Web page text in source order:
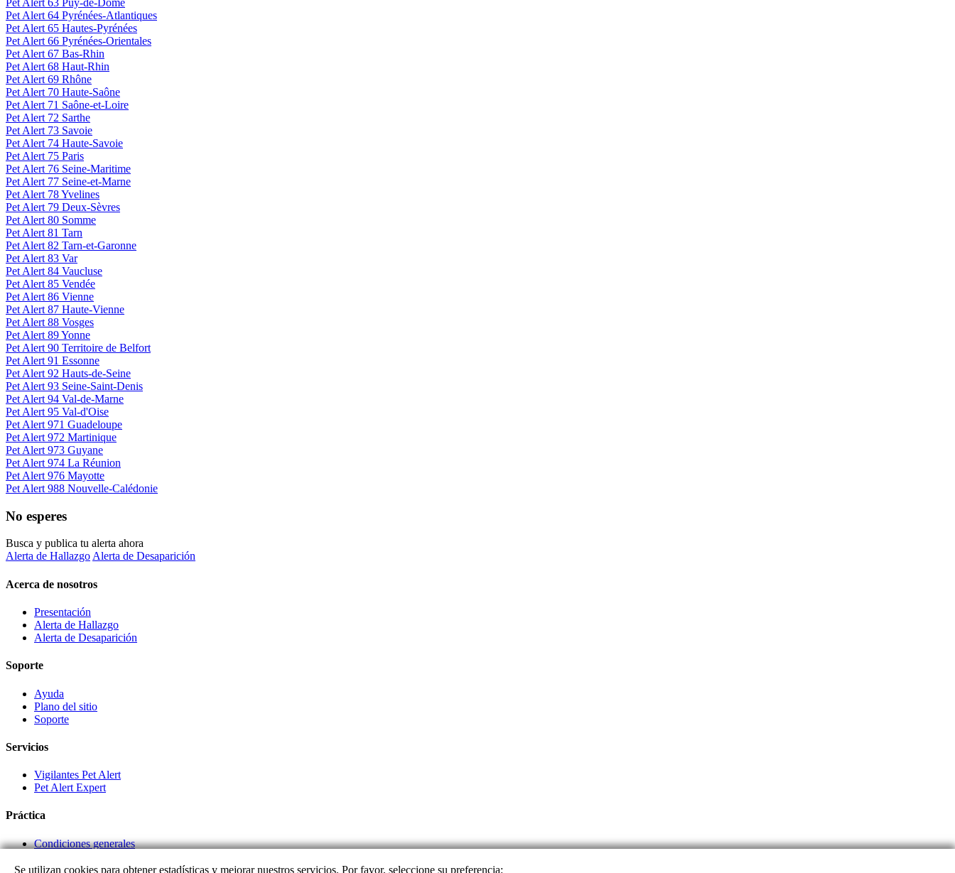
Pet Alert 63 Puy-de-Dôme
Pet Alert 64 Pyrénées-Atlantiques
Pet Alert 65 Hautes-Pyrénées
Pet Alert 66 Pyrénées-Orientales
Pet Alert 67 Bas-Rhin
Pet Alert 68 Haut-Rhin
Pet Alert 69 Rhône
Pet Alert 70 Haute-Saône
Pet Alert 71 Saône-et-Loire
Pet Alert 72 Sarthe
Pet Alert 73 Savoie
Pet Alert 74 Haute-Savoie
Pet Alert 75 Paris
Pet Alert 76 Seine-Maritime
Pet Alert 77 Seine-et-Marne
Pet Alert 78 Yvelines
Pet Alert 79 Deux-Sèvres
Pet Alert 80 Somme
Pet Alert 81 Tarn
Pet Alert 82 Tarn-et-Garonne
Pet Alert 83 Var
Pet Alert 84 Vaucluse
Pet Alert 85 Vendée
Pet Alert 86 Vienne
Pet Alert 87 Haute-Vienne
Pet Alert 88 Vosges
Pet Alert 89 Yonne
Pet Alert 90 Territoire de Belfort
Pet Alert 91 Essonne
Pet Alert 92 Hauts-de-Seine
Pet Alert 93 Seine-Saint-Denis
Pet Alert 94 Val-de-Marne
Pet Alert 95 Val-d'Oise
Pet Alert 971 Guadeloupe
Pet Alert 972 Martinique
Pet Alert 973 Guyane
Pet Alert 974 La Réunion
Pet Alert 976 Mayotte
Pet Alert 988 Nouvelle-Calédonie
No esperes
Busca y publica tu alerta ahora
Alerta de HallazgoAlerta de Desaparición
Acerca de nosotros
Presentación
Alerta de Hallazgo
Alerta de Desaparición
Soporte
Ayuda
Plano del sitio
Soporte
Servicios
Vigilantes Pet Alert
Pet Alert Expert
Práctica
Condiciones generales
Se utilizan cookies para obtener estadísticas y mejorar nuestros servicios. Por favor, seleccione su preferencia: